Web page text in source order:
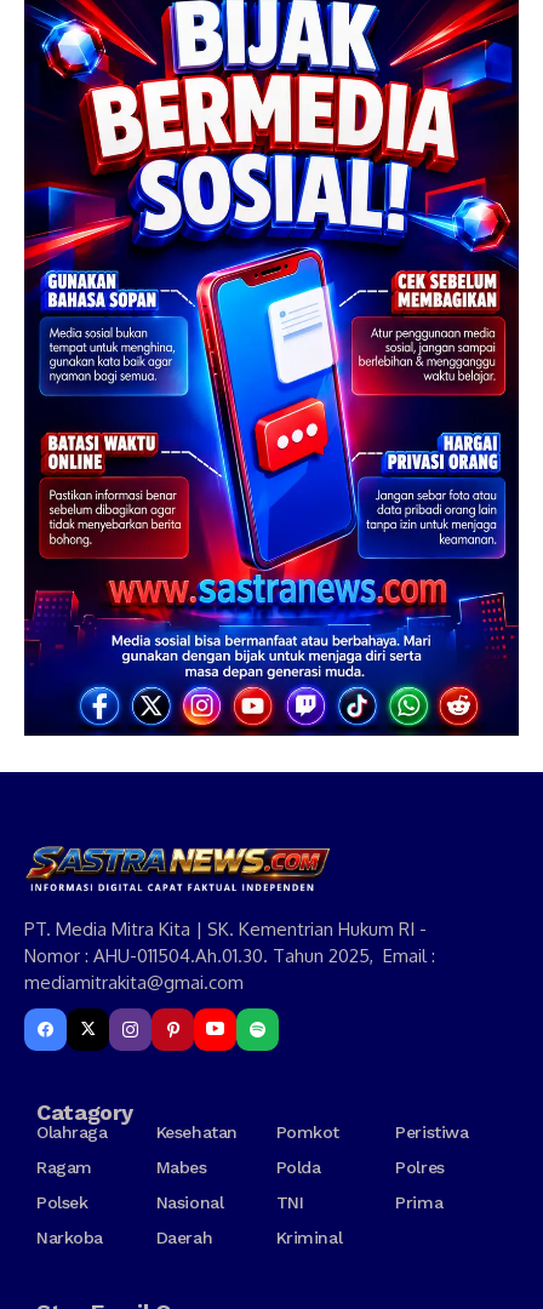
PT. Media Mitra Kita | SK. Kementrian Hukum RI -
Nomor : AHU-011504.Ah.01.30. Tahun 2025, Email :
mediamitrakita@gmai.com
Catagory
Olahraga Kesehatan Pomkot
Peristiwa
Ragam
Mabes Polda
Polres
Polsek
Nasional TNI
Prima
Narkoba
Daerah Kriminal